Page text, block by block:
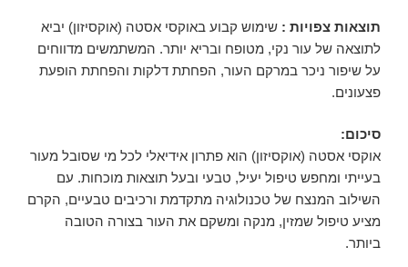
תוצאות צפויות : שימוש קבוע באוקסי אסטה (אוקסיזון) יביא
לתוצאה של עור נקי, מטופח ובריא יותר. המשתמשים מדווחים
על שיפור ניכר במרקם העור, הפחתת דלקות והפחתת הופעת
פצעונים.
סיכום:
אוקסי אסטה (אוקסיזון) הוא פתרון אידיאלי לכל מי שסובל מעור
בעייתי ומחפש טיפול יעיל, טבעי ובעל תוצאות מוכחות. עם
השילוב המנצח של טכנולוגיה מתקדמת ורכיבים טבעיים, הקרם
מציע טיפול שמזין, מנקה ומשקם את העור בצורה הטובה
ביותר.